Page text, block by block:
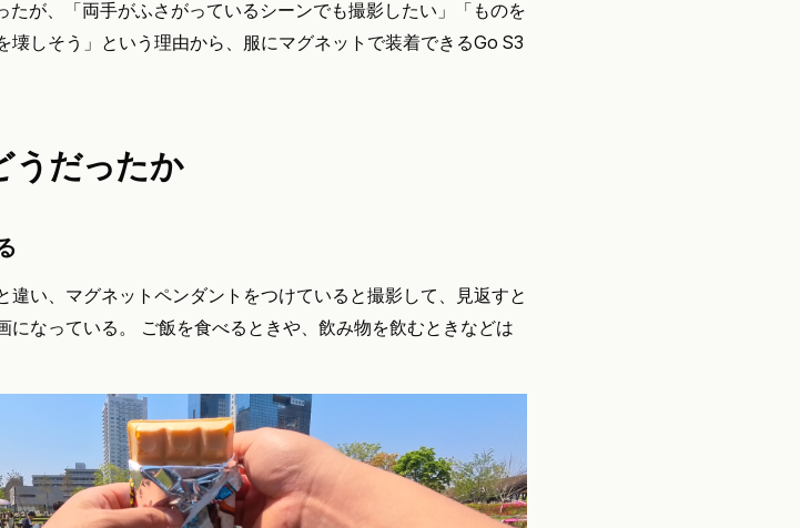
たが、「両手がふさがっているシーンでも撮影したい」「ものを
壊しそう」という理由から、服にマグネットで装着できるGo S3
うだったか
違い、マグネットペンダントをつけていると撮影して、見返すと
になっている。 ご飯を食べるときや、飲み物を飲むときなどは